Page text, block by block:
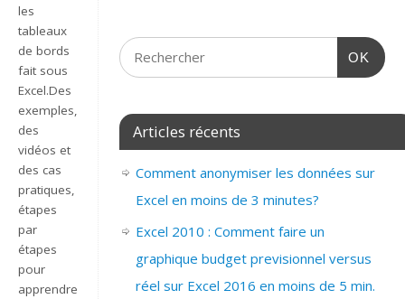
les
tableaux
de bords
fait sous
Excel.Des
exemples,
des
vidéos et
des cas
pratiques,
étapes
par
étapes
pour
apprendre
OK
Articles récents
Comment anonymiser les données sur
Excel en moins de 3 minutes?
Excel 2010 : Comment faire un
graphique budget previsionnel versus
réel sur Excel 2016 en moins de 5 min.